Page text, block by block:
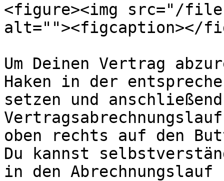
<figure><img src="/files/
alt=""><figcaption></
Um Deinen Vertrag
Haken in der
setzen und
oben rechts auf den
Du kannst
in den Abrechnungslauf